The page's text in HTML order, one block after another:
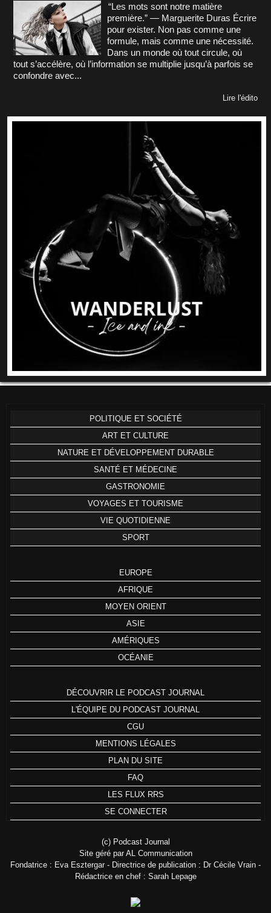
“Les mots sont notre matière
première.” — Marguerite Duras Écrire
pour exister. Non pas comme une
formule, mais comme une nécessité.
Dans un monde où tout circule, où
tout s’accélère, où l’information se multiplie jusqu’à parfois se
confondre avec...
Lire l'édito
POLITIQUE ET SOCIÉTÉ
ART ET CULTURE
NATURE ET DÉVELOPPEMENT DURABLE
SANTÉ ET MÉDECINE
GASTRONOMIE
VOYAGES ET TOURISME
VIE QUOTIDIENNE
SPORT
EUROPE
AFRIQUE
MOYEN ORIENT
ASIE
AMÉRIQUES
OCÉANIE
DÉCOUVRIR LE PODCAST JOURNAL
L'ÉQUIPE DU PODCAST JOURNAL
CGU
MENTIONS LÉGALES
PLAN DU SITE
FAQ
LES FLUX RRS
SE CONNECTER
(c) Podcast Journal
Site géré par AL Communication
Fondatrice : Eva Esztergar - Directrice de publication : Dr Cécile Vrain -
Rédactrice en chef : Sarah Lepage